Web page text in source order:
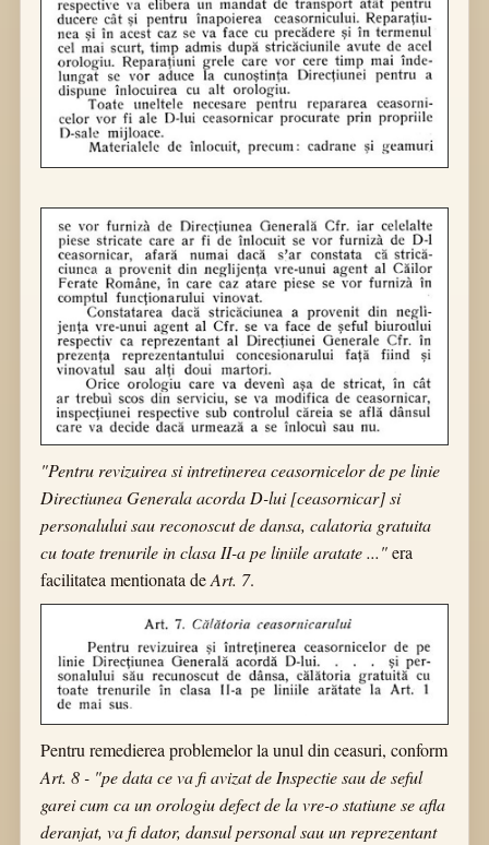
"Pentru revizuirea si intretinerea ceasornicelor de pe linie
Directiunea Generala acorda D-lui [ceasornicar] si
personalului sau reconoscut de dansa, calatoria gratuita
cu toate trenurile in clasa II-a pe liniile aratate ..."era
facilitatea mentionata deArt. 7.
Pentru remedierea problemelor la unul din ceasuri, conform
Art. 8 - "pe data ce va fi avizat de Inspectie sau de seful
garei cum ca un orologiu defect de la vre-o statiune se afla
deranjat, va fi dator, dansul personal sau un reprezentant